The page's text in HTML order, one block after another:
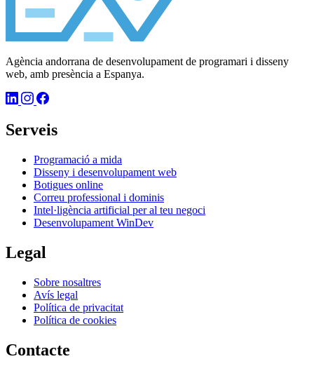
Agència andorrana de desenvolupament de programari i disseny
web, amb presència a Espanya.
Serveis
Programació a mida
Disseny i desenvolupament web
Botigues online
Correu professional i dominis
Intel·ligència artificial per al teu negoci
Desenvolupament WinDev
Legal
Sobre nosaltres
Avís legal
Política de privacitat
Política de cookies
Contacte